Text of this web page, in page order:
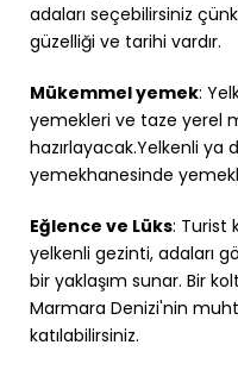
adaları seçebilirsiniz
güzelliği ve tarihi vardır.
Mükemmel yemek:
yemekleri ve taze yerel
hazırlayacak.Yelkenli ya
yemekhanesinde
Eğlence ve Lüks: Turist
yelkenli gezinti, adaları
bir yaklaşım sunar. Bir
Marmara Denizi'nin
katılabilirsiniz.